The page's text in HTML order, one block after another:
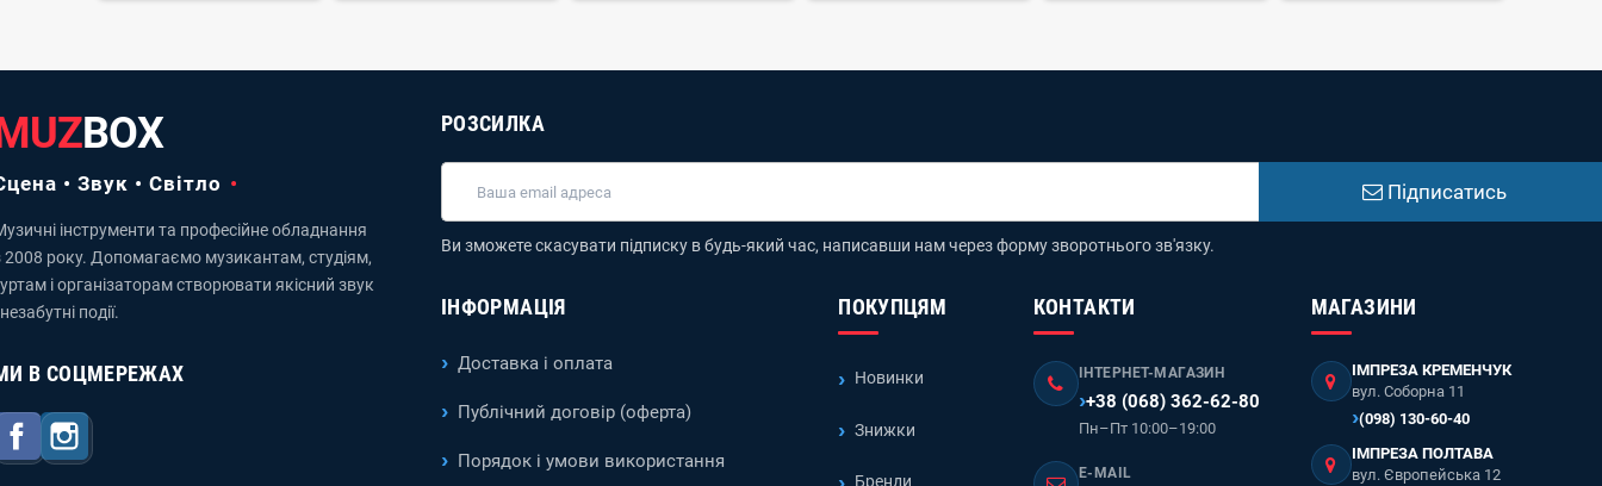
BOX
• Звук • Світло
інструменти та професійне обладнання
2008 року. Допомагаємо музикантам, студіям,
і організаторам створювати якісний звук
незабутні події.
В СОЦМЕРЕЖАХ
Facebook
РОЗСИЛКА
Підписатись
Ви зможете скасувати підписку в будь-який час, написавши нам через форму зворотнього зв'язку.
ІНФОРМАЦІЯ
Доставка і оплата
Публічний договір (оферта)
Порядок і умови використання
ПОКУПЦЯМ
Новинки
Знижки
Бренди
КОНТАКТИ
ІНТЕРНЕТ-МАГАЗИН
+38 (068) 362-62-80
Пн–Пт 10:00–19:00
E-MAIL
МАГАЗИНИ
ІМПРЕЗА КРЕМЕНЧУК
вул. Соборна 11
(098) 130-60-40
ІМПРЕЗА ПОЛТАВА
вул. Європейська 12